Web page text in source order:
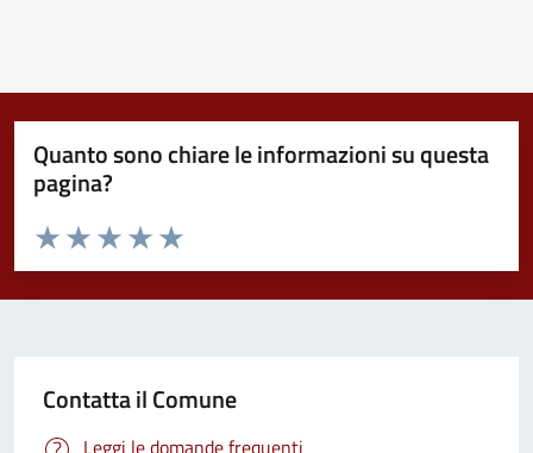
Quanto sono chiare le informazioni su questa
pagina?
Valuta da 1 a 5 stelle la pagina
Valuta 5 stelle su 5
Valuta 4 stelle su 5
Valuta 3 stelle su 5
Valuta 2 stelle su 5
Valuta 1 stelle su 5
Contatta il Comune
Leggi le domande frequenti